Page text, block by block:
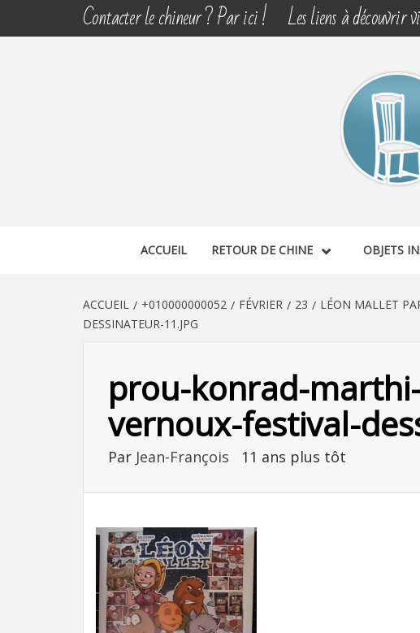
Contacter le chineur ? Par ici ! Les liens à découvrir
CHINE
ACCUEIL RETOUR DE CHINE OBJETS
ACCUEIL +010000000052 FÉVRIER 23 LÉON MALLET
DESSINATEUR-11.JPG
prou-konrad-
vernoux-festival-
Par Jean-François 11 ans plus tôt